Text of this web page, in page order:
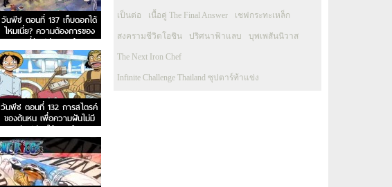
วันพีช ตอนที่ 137 เก็บดอกได้
ไหมเนี่ย? ความต้องการของ
เซนี่นักปล่อยเงินกู้!
วันพีช ตอนที่ 132 การสไตรค์
ของต้นหน เพื่อความฝันไม่มี
วันปล่อยให้หลุดมือ
เป็นต่อ เนื้อคู่ The Final Answer เชฟกระทะเหล็ก
สงครามชีวิตโอชิน ปริศนาฟ้าแลบ บุพเพสันนิวาส
The Next Iron Chef
Infinite Challenge Thailand ซุปตาร์ท้าแข่ง